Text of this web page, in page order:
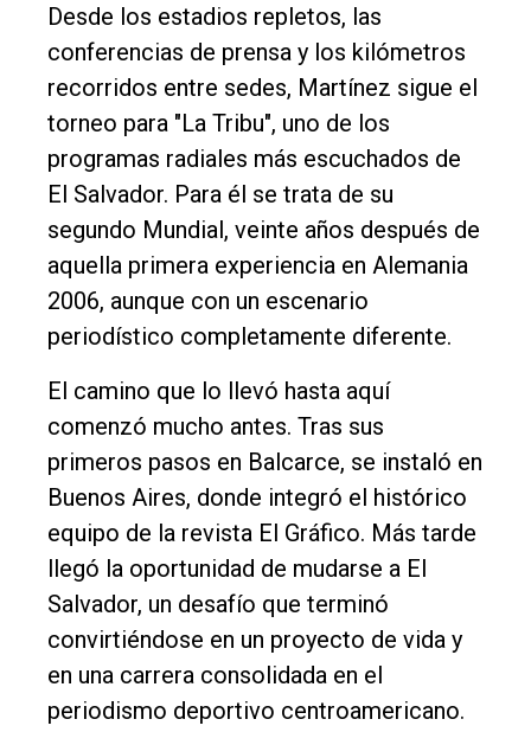
único
DIARIO
Balcarce
Inicio
Tendencia
Int.
General
Entrevistas
Rural
Deportes
Fúnebres
Edición
Empresa
Nosotros
Desde los estadios repletos, las
conferencias de prensa y los kilómetros
recorridos entre sedes, Martínez sigue el
torneo para "La Tribu", uno de los
programas radiales más escuchados de
El Salvador. Para él se trata de su
segundo Mundial, veinte años después de
aquella primera experiencia en Alemania
2006, aunque con un escenario
periodístico completamente diferente.
El camino que lo llevó hasta aquí
comenzó mucho antes. Tras sus
primeros pasos en Balcarce, se instaló en
Buenos Aires, donde integró el histórico
equipo de la revista El Gráfico. Más tarde
llegó la oportunidad de mudarse a El
Salvador, un desafío que terminó
convirtiéndose en un proyecto de vida y
en una carrera consolidada en el
periodismo deportivo centroamericano.